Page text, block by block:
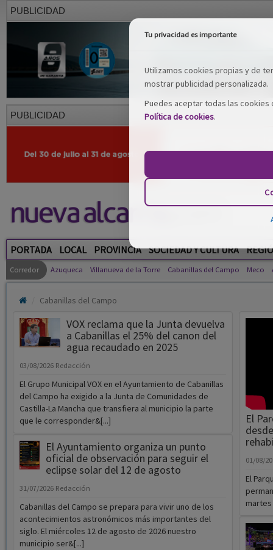
PUBLICIDAD
PUBLICIDAD
PORTADA LOCAL PROVINCIA SOCIEDAD Y CULTURA
Corredor Azuqueca Villanueva de la Torre Cabanillas del Campo Meco
Cabanillas del Campo
VOX reclama que la Junta devuelva
a Cabanillas el 25% del canon del
agua recaudado en 2025
03/08/2026 Redacción
El Grupo Municipal VOX en el Ayuntamiento de Cabanillas
del Campo ha exigido a la Junta de Comunidades de
Castilla-La Mancha que transfiera al municipio la parte
que le corresponder&[...]
El Ayuntamiento organiza un punto
oficial de observación para seguir el
eclipse solar del 12 de agosto
31/07/2026 Redacción
Cabanillas del Campo se prepara para vivir uno de los
acontecimientos astronómicos más importantes del
siglo. El miércoles 12 de agosto de 2026 nuestro
municipio ser&[...]
El
01/08/
El
Tu privacidad es importante
Utilizamos cookies propias y de
mostrar publicidad personalizada.
Puedes aceptar todas las
Política de cookies.